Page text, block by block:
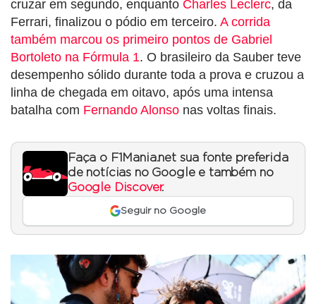
cruzar em segundo, enquanto Charles Leclerc, da
Ferrari, finalizou o pódio em terceiro. A corrida
também marcou os primeiro pontos de Gabriel
Bortoleto na Fórmula 1. O brasileiro da Sauber teve
desempenho sólido durante toda a prova e cruzou a
linha de chegada em oitavo, após uma intensa
batalha com Fernando Alonso nas voltas finais.
Faça o F1Mania.net sua fonte preferida
de notícias no Google e também no
Google Discover.
Seguir no Google